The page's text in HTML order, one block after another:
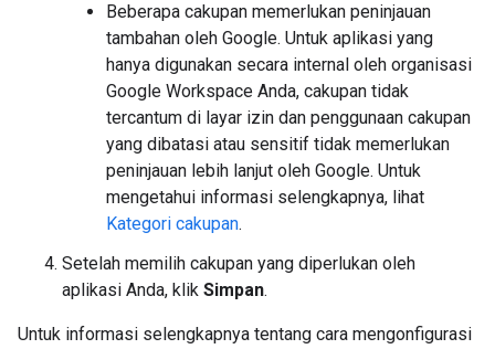
Beberapa cakupan memerlukan peninjauan
tambahan oleh Google. Untuk aplikasi yang
hanya digunakan secara internal oleh organisasi
Google Workspace Anda, cakupan tidak
tercantum di layar izin dan penggunaan cakupan
yang dibatasi atau sensitif tidak memerlukan
peninjauan lebih lanjut oleh Google. Untuk
mengetahui informasi selengkapnya, lihat
Kategori cakupan.
Setelah memilih cakupan yang diperlukan oleh
aplikasi Anda, klik Simpan.
Untuk informasi selengkapnya tentang cara mengonfigurasi